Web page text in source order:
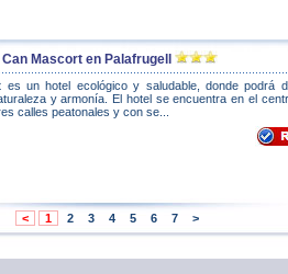
Mascort en Palafrugell
es un hotel ecológico y saludable, donde podrá
y armonía. El hotel se encuentra en el
calles peatonales y con se...
< 1 2 3 4 5 6 7 >